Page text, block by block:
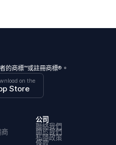
的商標™或註冊商標®。
on the
Store
商
公司
聯絡我們
關於我們
私隱政策
條款